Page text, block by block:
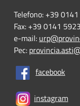
Telefono: +39
Fax: +39 0141
e-mail:
Pec:
facebook
instagram